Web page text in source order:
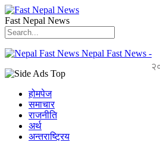
Fast Nepal News
Nepal Fast News -
होमपेज
समाचार
राजनीति
अर्थ
अन्तराष्ट्रिय